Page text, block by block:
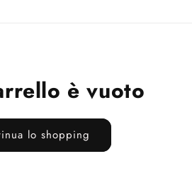
è vuoto
lo shopping